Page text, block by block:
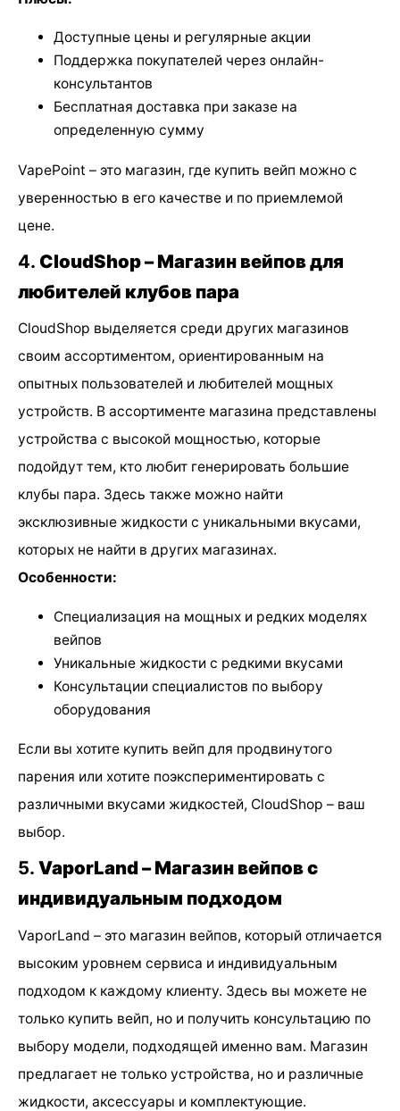
Доступные цены и регулярные акции
Поддержка покупателей через онлайн-
консультантов
Бесплатная доставка при заказе на
определенную сумму
VapePoint – это магазин, где купить вейп можно с
уверенностью в его качестве и по приемлемой
цене.
4. CloudShop – Магазин вейпов для
любителей клубов пара
CloudShop выделяется среди других магазинов
своим ассортиментом, ориентированным на
опытных пользователей и любителей мощных
устройств. В ассортименте магазина представлены
устройства с высокой мощностью, которые
подойдут тем, кто любит генерировать большие
клубы пара. Здесь также можно найти
эксклюзивные жидкости с уникальными вкусами,
которых не найти в других магазинах.
Особенности:
Специализация на мощных и редких моделях
вейпов
Уникальные жидкости с редкими вкусами
Консультации специалистов по выбору
оборудования
Если вы хотите купить вейп для продвинутого
парения или хотите поэкспериментировать с
различными вкусами жидкостей, CloudShop – ваш
выбор.
5. VaporLand – Магазин вейпов с
индивидуальным подходом
VaporLand – это магазин вейпов, который отличается
высоким уровнем сервиса и индивидуальным
подходом к каждому клиенту. Здесь вы можете не
только купить вейп, но и получить консультацию по
выбору модели, подходящей именно вам. Магазин
предлагает не только устройства, но и различные
жидкости, аксессуары и комплектующие.